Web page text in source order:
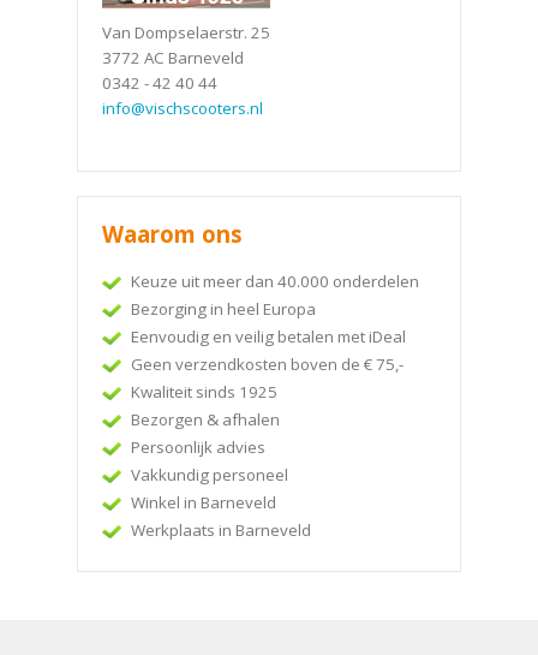
Van Dompselaerstr. 25
3772 AC Barneveld
0342 - 42 40 44
info@vischscooters.nl
Waarom ons
Keuze uit meer dan 40.000 onderdelen
Bezorging in heel Europa
Eenvoudig en veilig betalen met iDeal
Geen verzendkosten boven de € 75,-
Kwaliteit sinds 1925
Bezorgen & afhalen
Persoonlijk advies
Vakkundig personeel
Winkel in Barneveld
Werkplaats in Barneveld